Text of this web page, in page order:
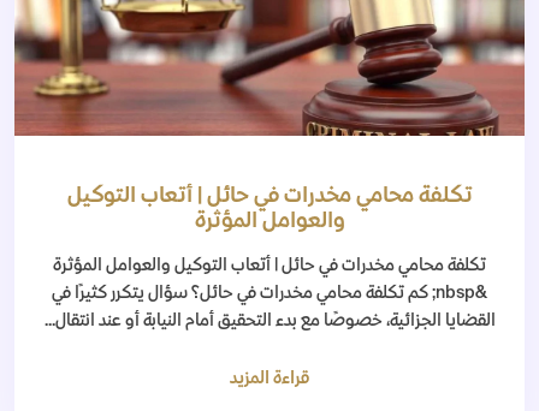
تكلفة محامي مخدرات في حائل | أتعاب التوكيل
والعوامل المؤثرة
تكلفة محامي مخدرات في حائل | أتعاب التوكيل والعوامل المؤثرة
&nbsp; كم تكلفة محامي مخدرات في حائل؟ سؤال يتكرر كثيرًا في
القضايا الجزائية، خصوصًا مع بدء التحقيق أمام النيابة أو عند انتقال...
قراءة المزيد